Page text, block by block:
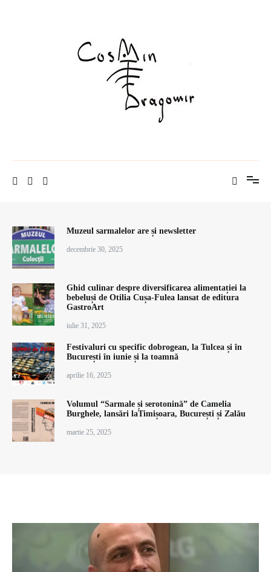
Muzeul sarmalelor are și newsletter
decembrie 30, 2025
Ghid culinar despre diversificarea alimentației la
bebeluși de Otilia Cușa-Fulea lansat de editura
GastroArt
iulie 31, 2025
Festivaluri cu specific dobrogean, la Tulcea și în
București în iunie și la toamnă
aprilie 16, 2025
Volumul “Sarmale și serotonină” de Camelia
Burghele, lansări laTimișoara, București și Zalău
martie 25, 2025